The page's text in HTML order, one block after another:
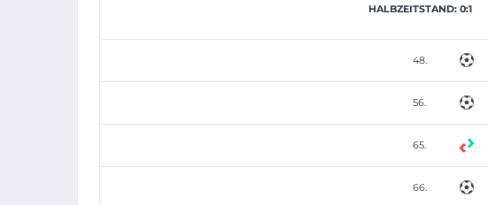
HALBZEITSTAND: 0:1
48.
56.
65.
66.